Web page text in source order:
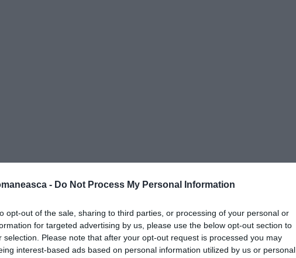
- Do Not Process My Personal Information
opt-out of the sale, sharing to third parties, or processing of your personal or
for targeted advertising by us, please use the below opt-out section to
selection. Please note that after your opt-out request is processed you may
interest-based ads based on personal information utilized by us or personal
locuri în Uniunea Europeană când vine
alocat de Guvern sectorului
cât un cadru didactic din Luxemburg în 4
(FSLI) a cerut Guvernului să